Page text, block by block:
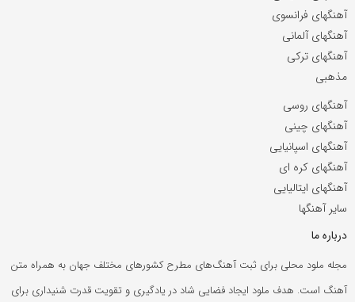
آهنگهای فرانسوی
آهنگهای آلمانی
آهنگهای ترکی
مذهبی
آهنگهای روسی
آهنگهای چینی
آهنگهای اسپانیایی
آهنگهای کره ای
آهنگهای ایتالیایی
سایر آهنگها
درباره ما
مجله ملود محلی برای ثبت آهنگ‌های مطرح کشورهای مختلف جهان به همراه متن
آهنگ است. هدف ملود ایجاد فضایی شاد در یادگیری و تقویت قدرت شنیداری برای